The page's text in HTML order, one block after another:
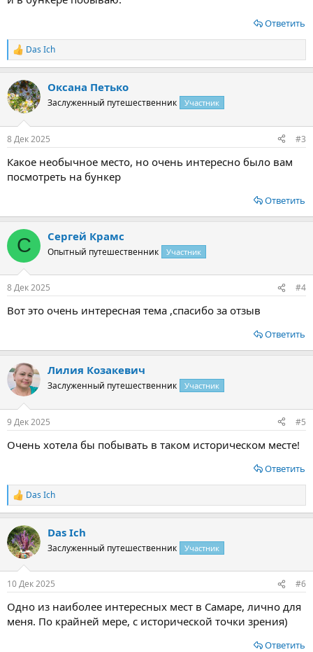
Ответить
Р
е
к
ц
и
Das Ich
Оксана Петько
Заслуженный путешественник Участник
8 Дек 2025 #3
Какое необычное место, но очень интересно было вам
посмотреть на бункер
Ответить
С Сергей Крамс
Опытный путешественник Участник
8 Дек 2025 #4
Вот это очень интересная тема ,спасибо за отзыв
Ответить
Лилия Козакевич
Заслуженный путешественник Участник
9 Дек 2025 #5
Очень хотела бы побывать в таком историческом месте!
Ответить
Р
е
к
ц
и
Das Ich
Das Ich
Заслуженный путешественник Участник
10 Дек 2025 #6
Одно из наиболее интересных мест в Самаре, лично для
меня. По крайней мере, с исторической точки зрения)
Ответить